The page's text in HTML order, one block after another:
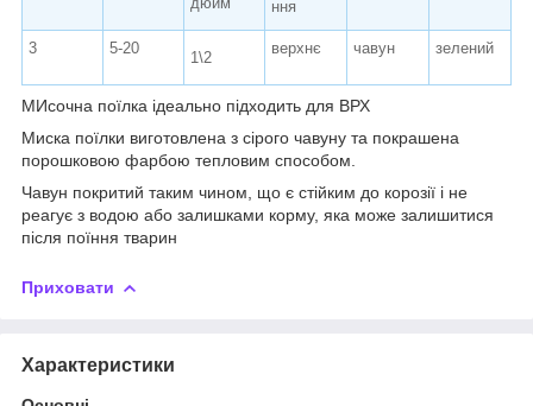
ння
3 5-20
1\2
верхнє чавун зелений
МИсочна поїлка ідеально підходить для ВРХ
Миска поїлки виготовлена з сірого чавуну та покрашена
порошковою фарбою тепловим способом.
Чавун покритий таким чином, що є стійким до корозії і не
реагує з водою або залишками корму, яка може залишитися
після поїння тварин
Приховати
Характеристики